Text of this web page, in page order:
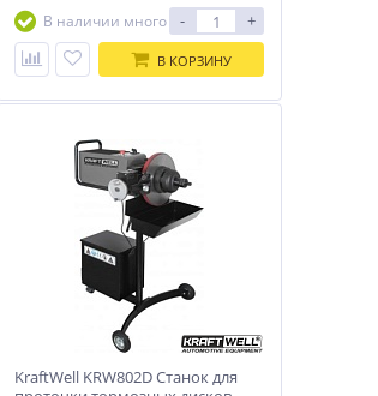
плоскими и параллельными, а
шумы, вибрация и биение
полностью исчезают.
В наличии много
- +
В КОРЗИНУ
KraftWell KRW802D Станок для